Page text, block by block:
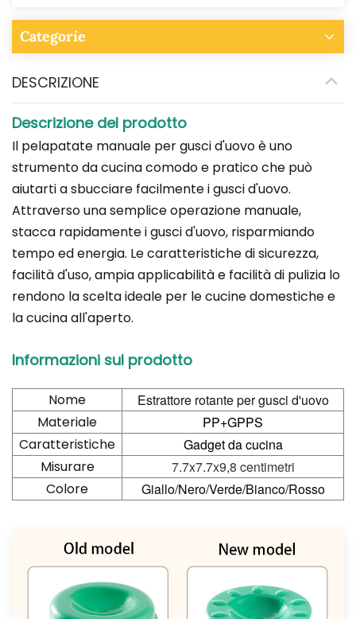
Categorie
DESCRIZIONE
Descrizione del prodotto
Il pelapatate manuale per gusci d'uovo è uno
strumento da cucina comodo e pratico che può
aiutarti a sbucciare facilmente i gusci d'uovo.
Attraverso una semplice operazione manuale,
stacca rapidamente i gusci d'uovo, risparmiando
tempo ed energia. Le caratteristiche di sicurezza,
facilità d'uso, ampia applicabilità e facilità di pulizia lo
rendono la scelta ideale per le cucine domestiche e
la cucina all'aperto.
Informazioni sul prodotto
Nome
Estrattore rotante per gusci d'uovo
Materiale
PP+GPPS
Caratteristiche
Gadget da cucina
Misurare
7.7x7.7x9,8 centimetri
Colore
Giallo/Nero/Verde/Bianco/Rosso